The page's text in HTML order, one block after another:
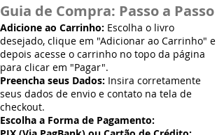
Guia de Compra: Passo a Passo
Adicione ao Carrinho: Escolha o livro
desejado, clique em "Adicionar ao Carrinho" e
depois acesse o carrinho no topo da página
para clicar em "Pagar".
Preencha seus Dados: Insira corretamente
seus dados de envio e contato na tela de
checkout.
Escolha a Forma de Pagamento: